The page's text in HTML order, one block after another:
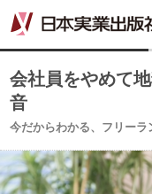
会社員をやめて
音
今だからわかる、フリー